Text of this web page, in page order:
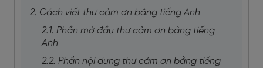
2. Cách viết thư cảm ơn bằng tiếng Anh
2.1. Phần mở đầu thư cảm ơn bằng tiếng
Anh
2.2. Phần nội dung thư cảm ơn bằng tiếng